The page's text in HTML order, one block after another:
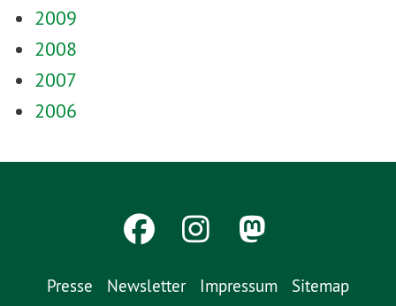
2009
2008
2007
2006
Presse Newsletter Impressum
Sitemap